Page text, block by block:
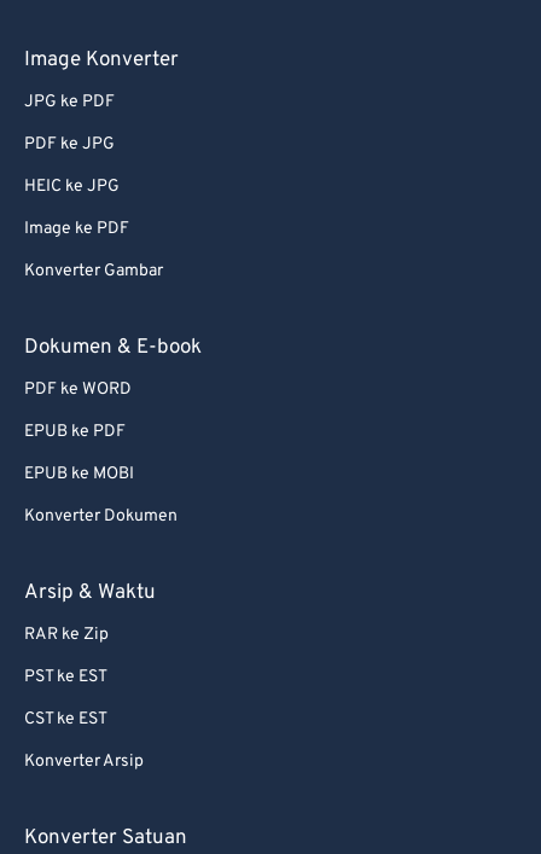
Image Konverter
JPG ke PDF
PDF ke JPG
HEIC ke JPG
Image ke PDF
Konverter Gambar
Dokumen & E-book
PDF ke WORD
EPUB ke PDF
EPUB ke MOBI
Konverter Dokumen
Arsip & Waktu
RAR ke Zip
PST ke EST
CST ke EST
Konverter Arsip
Konverter Satuan